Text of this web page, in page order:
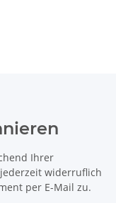
Ihrer
widerruflich
per E-Mail zu.